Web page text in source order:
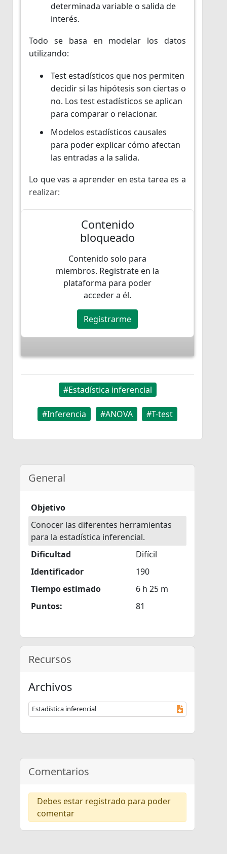
Contenido
bloqueado
Contenido solo para
miembros. Registrate en la
plataforma para poder
acceder a él.
Registrarme
determinada variable o salida de
interés.
Todo se basa en modelar los datos
utilizando:
Test estadísticos que nos permiten
decidir si las hipótesis son ciertas o
no. Los test estadísticos se aplican
para comparar o relacionar.
Modelos estadísticos causales
para poder explicar cómo afectan
las entradas a la salida.
Lo que vas a aprender en esta tarea es a
realizar:
mismo ejemplo de carseats que hemos
visto en las tareas de estadística
descriptiva:
#Estadística inferencial
#Inferencia #ANOVA #T-test
General
Objetivo
Conocer las diferentes herramientas
para la estadística inferencial.
Dificultad
Difícil
Identificador
190
Tiempo estimado
6 h 25 m
Puntos:
81
Recursos
Archivos
Estadística inferencial
Comentarios
Debes estar registrado para poder
comentar